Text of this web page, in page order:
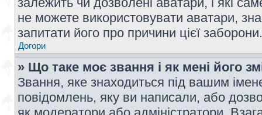
не можете використовувати аватари,
запитати його про причини цієї заборони.
Догори
» Що таке моє звання і як мені його
Звання, яке знаходиться під вашим
повідомлень, яку ви написали, або